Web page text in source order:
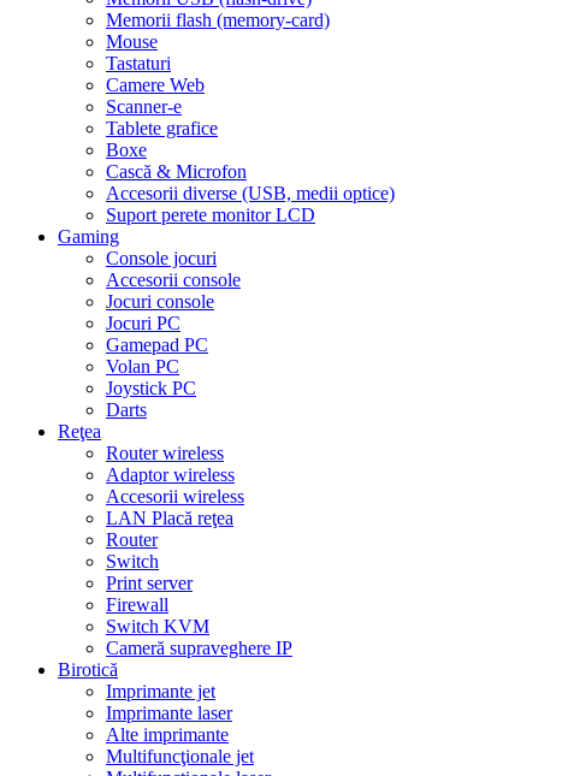
Memorii flash (memory-card)
Mouse
Tastaturi
Camere Web
Scanner-e
Tablete grafice
Boxe
Cască & Microfon
Accesorii diverse (USB, medii optice)
Suport perete monitor LCD
Gaming
Console jocuri
Accesorii console
Jocuri console
Jocuri PC
Gamepad PC
Volan PC
Joystick PC
Darts
Reţea
Router wireless
Adaptor wireless
Accesorii wireless
LAN Placă reţea
Router
Switch
Print server
Firewall
Switch KVM
Cameră supraveghere IP
Birotică
Imprimante jet
Imprimante laser
Alte imprimante
Multifuncţionale jet